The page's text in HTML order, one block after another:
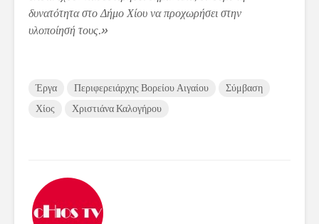
δυνατότητα στο Δήμο Χίου να προχωρήσει στην
υλοποίησή τους.»
Έργα Περιφερειάρχης Βορείου Αιγαίου
Σύμβαση
Χίος
Χριστιάνα Καλογήρου